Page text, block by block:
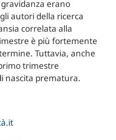
gravidanza erano
autori della ricerca
correlata alla
è più fortemente
Tuttavia, anche
trimestre
nascita prematura.